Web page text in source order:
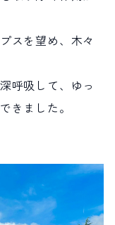
スを望め、木々
呼吸して、ゆっ
きました。